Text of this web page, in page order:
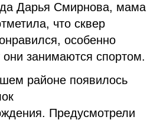
Дарья Смирнова, мама
что сквер
особенно
они занимаются спортом.
районе появилось
Предусмотрели